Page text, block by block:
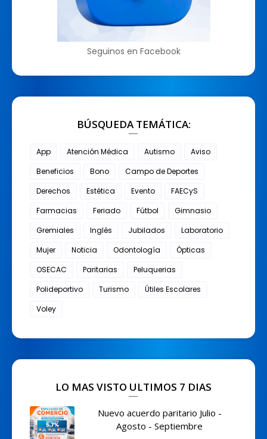
Seguinos en Facebook
BÚSQUEDA TEMÁTICA:
App Atención Médica Autismo
Aviso
Beneficios
Bono
Campo de Deportes
Derechos
Estética Evento
FAECyS
Farmacias
Feriado Fútbol
Gimnasio
Gremiales
Inglés Jubilados
Laboratorio
Mujer
Noticia Odontología
Ópticas
OSECAC
Paritarias
Peluquerias
Polideportivo
Turismo
Útiles Escolares
Voley
LO MAS VISTO ULTIMOS 7 DIAS
Nuevo acuerdo paritario Julio -
Agosto - Septiembre